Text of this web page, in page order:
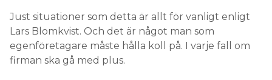
Just situationer som detta är allt för vanligt enligt
Lars Blomkvist. Och det är något man som
egenföretagare måste hålla koll på. I varje fall om
firman ska gå med plus.